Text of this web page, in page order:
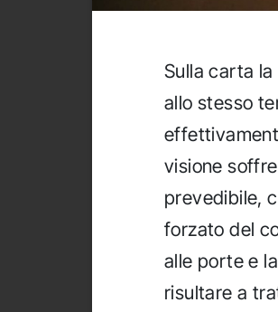
Sulla carta
allo stesso
visione
prevedibile,
forzato del
alle porte e
risultare a